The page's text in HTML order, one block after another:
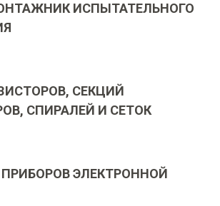
ИСПЫТАТЕЛЬНОГО
СЕКЦИЙ
СПИРАЛЕЙ И СЕТОК
ЭЛЕКТРОННОЙ